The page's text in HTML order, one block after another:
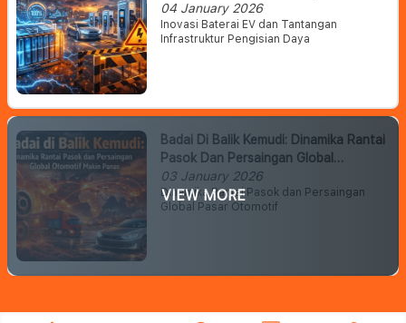
Menghadang
04 January 2026
Inovasi Baterai EV dan Tantangan
Infrastruktur Pengisian Daya
Badai Di Balik Kemudi: Dinamika Rantai
Pasok Dan Persaingan Global
Otomotif Makin Panas
03 January 2026
Dinamika Rantai Pasok dan Persaingan
Global Pasar Otomotif
VIEW MORE